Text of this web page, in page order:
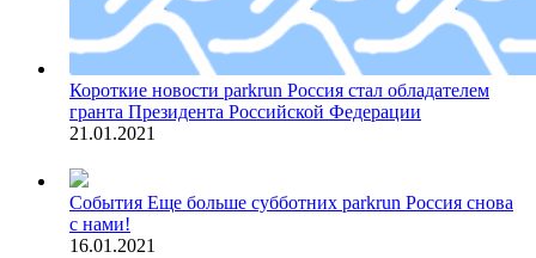
Короткие новости parkrun Россия стал обладателем
гранта Президента Российской Федерации
21.01.2021
События Еще больше субботних parkrun Россия снова
с нами!
16.01.2021